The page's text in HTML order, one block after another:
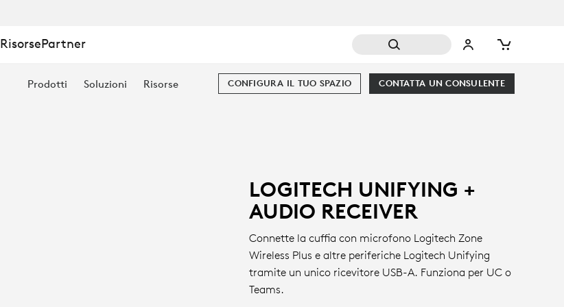
RisorsePartner
Prodotti Soluzioni Risorse CONTATTA UN CONSULENTE
CONFIGURA IL TUO SPAZIO
LOGITECH UNIFYING +
AUDIO RECEIVER
Connette la cuffia con microfono Logitech Zone
Wireless Plus e altre periferiche Logitech Unifying
tramite un unico ricevitore USB-A. Funziona per UC o
Teams.